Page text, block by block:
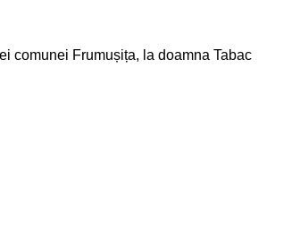
comunei Frumușița, la doamna Tabac